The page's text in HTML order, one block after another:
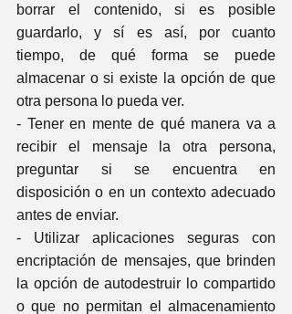
borrar el contenido, si es posible
guardarlo, y sí es así, por cuanto
tiempo, de qué forma se puede
almacenar o si existe la opción de que
otra persona lo pueda ver.
- Tener en mente de qué manera va a
recibir el mensaje la otra persona,
preguntar si se encuentra en
disposición o en un contexto adecuado
antes de enviar.
- Utilizar aplicaciones seguras con
encriptación de mensajes, que brinden
la opción de autodestruir lo compartido
o que no permitan el almacenamiento